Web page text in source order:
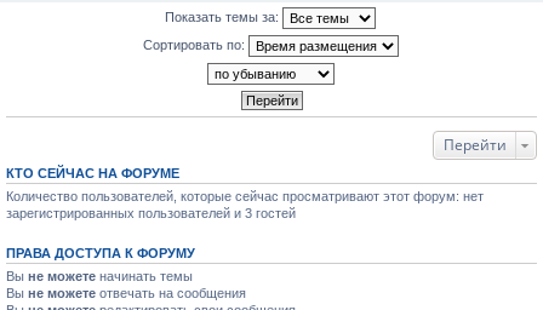
Показать темы за:
Сортировать по:
Перейти
КТО СЕЙЧАС НА ФОРУМЕ
Количество пользователей, которые сейчас просматривают этот форум: нет
зарегистрированных пользователей и 3 гостей
ПРАВА ДОСТУПА К ФОРУМУ
Вы не можете начинать темы
Вы не можете отвечать на сообщения